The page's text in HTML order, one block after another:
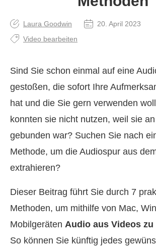
Laura Goodwin
20. April 2023
Video bearbeiten
Sind Sie schon einmal auf eine
gestoßen, die sofort Ihre
hat und die Sie gern verwenden
konnten sie nicht nutzen, weil sie
gebunden war? Suchen Sie nach
Methode, um die Audiospur aus
extrahieren?
Dieser Beitrag führt Sie durch 7
Methoden, um mithilfe von Mac,
Mobilgeräten Audio aus Videos
So können Sie künftig jedes